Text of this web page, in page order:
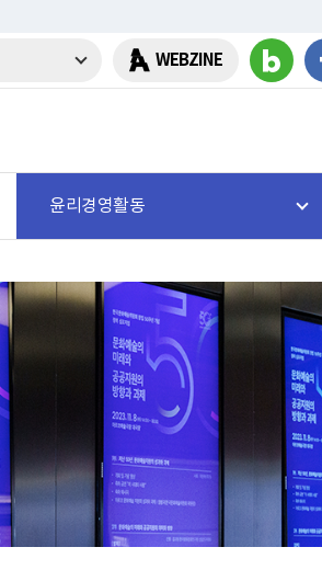
WEBZINE
윤리경영활동